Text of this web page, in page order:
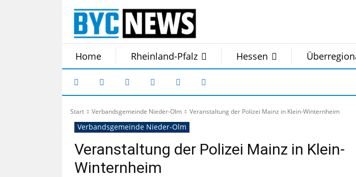
Home Rheinland-Pfalz Hessen
Start Verbandsgemeinde Nieder-Olm Veranstaltung der Polizei Mainz in Klein-Winternheim
Verbandsgemeinde Nieder-Olm
Veranstaltung der Polizei Mainz in Klein-
Winternheim